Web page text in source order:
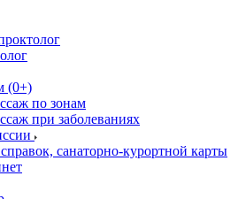
(0+)
по зонам
при заболеваниях
санаторно-курортной карты